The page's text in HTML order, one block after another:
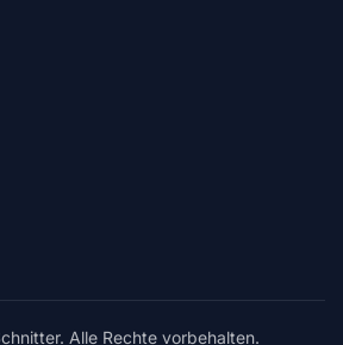
Alle Rechte vorbehalten.